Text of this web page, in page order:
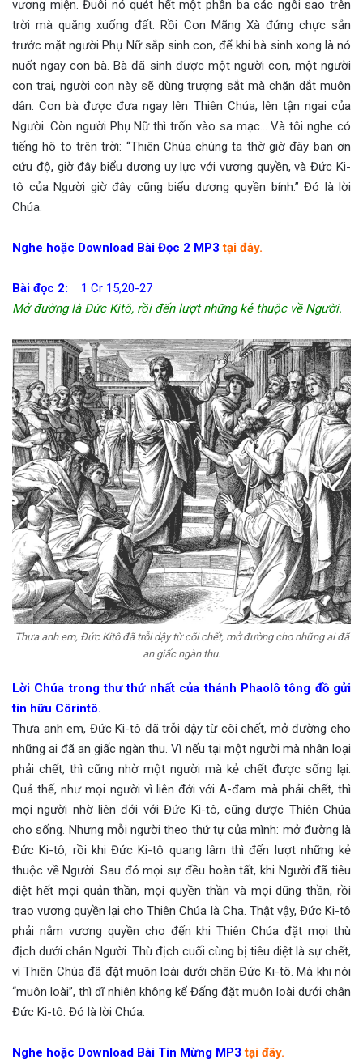
vương miện. Đuôi nó quét hết một phần ba các ngôi sao trên
trời mà quăng xuống đất. Rồi Con Mãng Xà đứng chực sẵn
trước mặt người Phụ Nữ sắp sinh con, để khi bà sinh xong là nó
nuốt ngay con bà. Bà đã sinh được một người con, một người
con trai, người con này sẽ dùng trượng sắt mà chăn dắt muôn
dân. Con bà được đưa ngay lên Thiên Chúa, lên tận ngai của
Người. Còn người Phụ Nữ thì trốn vào sa mạc… Và tôi nghe có
tiếng hô to trên trời: “Thiên Chúa chúng ta thờ giờ đây ban ơn
cứu độ, giờ đây biểu dương uy lực với vương quyền, và Đức Ki-
tô của Người giờ đây cũng biểu dương quyền bính.” Đó là lời
Chúa.
Nghe hoặc Download Bài Đọc 2 MP3 tại đây.
Bài đọc 2: 1 Cr 15,20-27
Mở đường là Đức Kitô, rồi đến lượt những kẻ thuộc về Người.
Thưa anh em, Đức Kitô đã trỗi dậy từ cõi chết, mở đường cho những ai đã
an giấc ngàn thu.
Lời Chúa trong thư thứ nhất của thánh Phaolô tông đồ gửi
tín hữu Côrintô.
Thưa anh em, Đức Ki-tô đã trỗi dậy từ cõi chết, mở đường cho
những ai đã an giấc ngàn thu. Vì nếu tại một người mà nhân loại
phải chết, thì cũng nhờ một người mà kẻ chết được sống lại.
Quả thế, như mọi người vì liên đới với A-đam mà phải chết, thì
mọi người nhờ liên đới với Đức Ki-tô, cũng được Thiên Chúa
cho sống. Nhưng mỗi người theo thứ tự của mình: mở đường là
Đức Ki-tô, rồi khi Đức Ki-tô quang lâm thì đến lượt những kẻ
thuộc về Người. Sau đó mọi sự đều hoàn tất, khi Người đã tiêu
diệt hết mọi quản thần, mọi quyền thần và mọi dũng thần, rồi
trao vương quyền lại cho Thiên Chúa là Cha. Thật vậy, Đức Ki-tô
phải nắm vương quyền cho đến khi Thiên Chúa đặt mọi thù
địch dưới chân Người. Thù địch cuối cùng bị tiêu diệt là sự chết,
vì Thiên Chúa đã đặt muôn loài dưới chân Đức Ki-tô. Mà khi nói
“muôn loài”, thì dĩ nhiên không kể Đấng đặt muôn loài dưới chân
Đức Ki-tô. Đó là lời Chúa.
Nghe hoặc Download Bài Tin Mừng MP3 tại đây.